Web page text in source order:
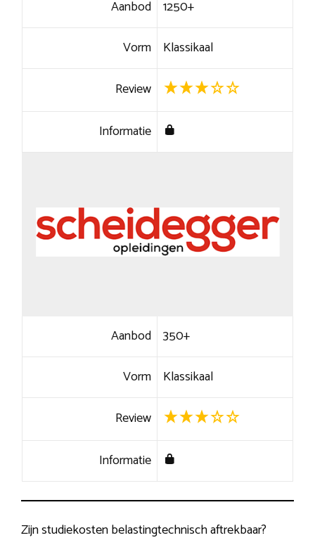
Aanbod 1250+
Vorm Klassikaal
Review
Informatie
Aanbod 350+
Vorm Klassikaal
Review
Informatie
Zijn studiekosten belastingtechnisch aftrekbaar?